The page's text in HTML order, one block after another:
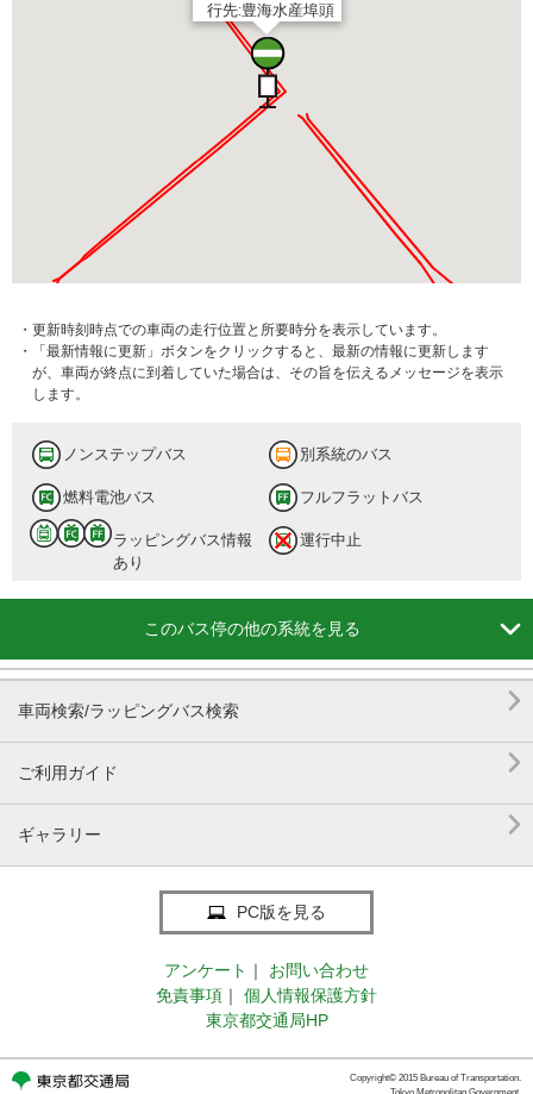
行先:豊海水産埠頭
・更新時刻時点での車両の走行位置と所要時分を表示しています。
・「最新情報に更新」ボタンをクリックすると、最新の情報に更新します
が、車両が終点に到着していた場合は、その旨を伝えるメッセージを表示
します。
ノンステップバス 別系統のバス
燃料電池バス フルフラットバス
ラッピングバス情報
あり
運行中止
このバス停の他の系統を見る 
車両検索/ラッピングバス検索 
ご利用ガイド 
ギャラリー 
PC版を見る
アンケート ｜
お問い合わせ
免責事項 ｜
個人情報保護方針
東京都交通局HP
Copyright© 2015 Bureau of Transportation.